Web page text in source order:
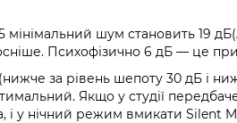
мінімальний шум становить 19
Психофізично 6 дБ — це
за рівень шепоту 30 дБ і
Якщо у студії
і у нічний режим вмикати Silent